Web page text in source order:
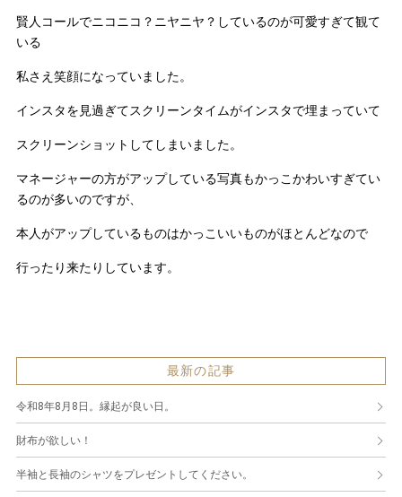
賢人コールでニコニコ？ニヤニヤ？しているのが可愛すぎて観て
いる
私さえ笑顔になっていました。
インスタを見過ぎてスクリーンタイムがインスタで埋まっていて
スクリーンショットしてしまいました。
マネージャーの方がアップしている写真もかっこかわいすぎてい
るのが多いのですが、
本人がアップしているものはかっこいいものがほとんどなので
行ったり来たりしています。
最新の記事
令和8年8月8日。縁起が良い日。
財布が欲しい！
半袖と長袖のシャツをプレゼントしてください。